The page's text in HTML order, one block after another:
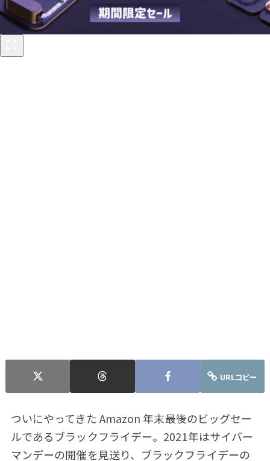
URLコピー
ついにやってきた Amazon 年末最後のビッグセー
ルであるブラックフライデー。2021年はサイバー
マンデーの開催を見送り、ブラックフライデーの